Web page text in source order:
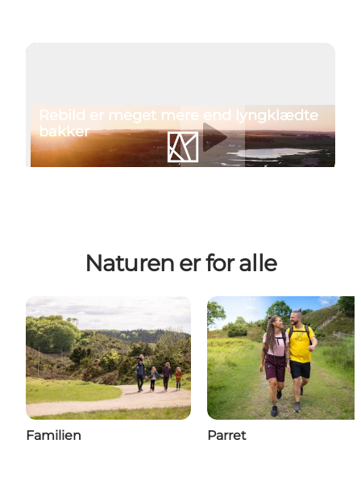
Afspil video
Rebild er meget mere end lyngklædte
bakker
Naturen er for alle
Familien Parret